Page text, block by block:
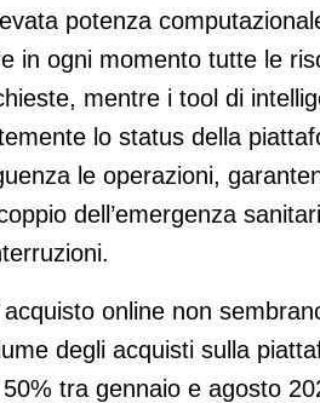
potenza
in ogni momento tutte le
mentre i tool di
lo status della
le operazioni,
dell’emergenza
online non
degli acquisti sulla
tra gennaio e agosto